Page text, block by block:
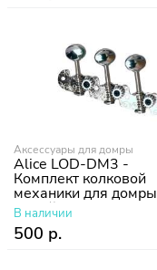
Аксессуары для домры
Alice LOD-DM3 -
Комплект колковой
механики для домры
малой
В наличии
500 р.